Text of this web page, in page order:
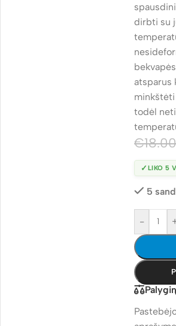
dirbti su
atsparus
minkštėti
todėl
€18.00
✓ LIKO 5
5
-